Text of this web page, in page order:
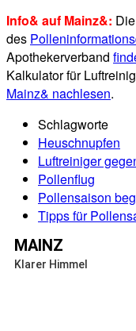
Info& auf Mainz&:
des
Apothekerverband
Kalkulator für
Mainz& nachlesen.
Schlagworte
Heuschnupfen
Luftreiniger
Pollenflug
Pollensaison
Tipps für
MAINZ
Klarer Himmel